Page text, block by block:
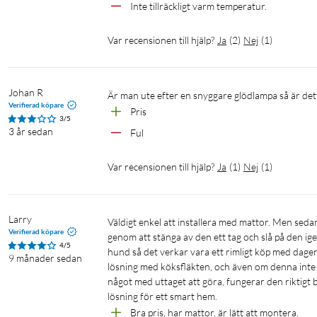
Enkel plug and play. Fungerar med din befintliga
Styr vart du än befinner dig med din smartphone
Styr dina WiZ-lampor via en smartphone, oavsett var du
dimmer.
Automatisera dina ljuskällor med hjälp av scheman
Automatisera lamporna så att de passar dina dagliga eller
kommer hem och stängs av när den inte behövs.
Inte tillräckligt varm temperatur.
Var recensionen till hjälp? Ja (2) Nej (1)
Johan R
Verifierad köpare
3/5
3 år sedan
Är man ute efter en snyggare glödlampa så är
Pris
Ful
Var recensionen till hjälp? Ja (1) Nej (1)
Larry
Verifierad köpare
4/5
9 månader sedan
Väldigt enkel att installera med mattor. Men sedan dess har den inte svarat två gånger i telefonappen, men det kan åtgärdas
genom att stänga av den ett tag och slå på den
hund så det verkar vara ett rimligt köp med
lösning med köksfläkten, och även om denna
något med uttaget att göra, fungerar den riktigt
lösning för ett smart hem.
Bra pris, har mattor, är lätt att montera.